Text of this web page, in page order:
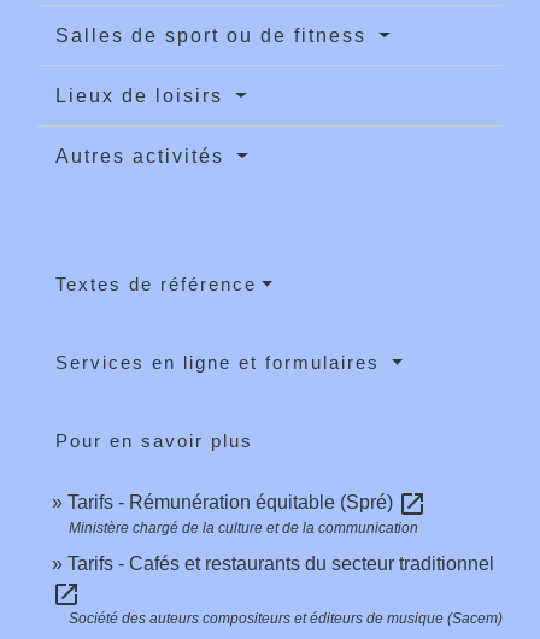
Salles de sport ou de fitness
Lieux de loisirs
Autres activités
Textes de référence
Services en ligne et formulaires
Pour en savoir plus
Tarifs - Rémunération équitable (Spré) open_in_new
Ministère chargé de la culture et de la communication
Tarifs - Cafés et restaurants du secteur traditionnel
open_in_new
Société des auteurs compositeurs et éditeurs de musique (Sacem)